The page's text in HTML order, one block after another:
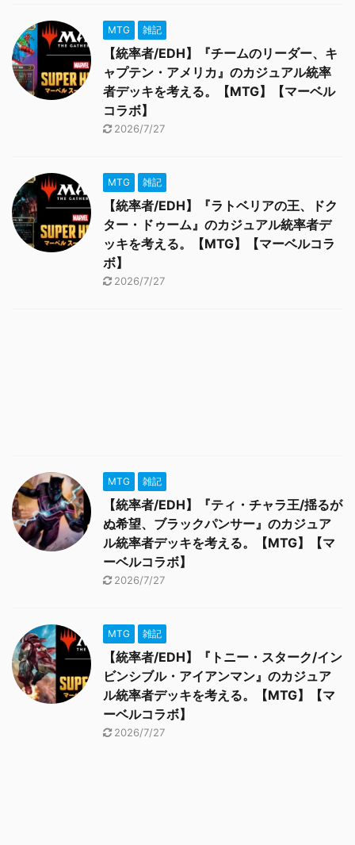
MTG 雑記
【統率者/EDH】『チームのリーダー、キ
ャプテン・アメリカ』のカジュアル統率
者デッキを考える。【MTG】【マーベル
コラボ】
2026/7/27
MTG 雑記
【統率者/EDH】『ラトベリアの王、ドク
ター・ドゥーム』のカジュアル統率者デ
ッキを考える。【MTG】【マーベルコラ
ボ】
2026/7/27
MTG 雑記
【統率者/EDH】『ティ・チャラ王/揺るが
ぬ希望、ブラックパンサー』のカジュア
ル統率者デッキを考える。【MTG】【マ
ーベルコラボ】
2026/7/27
MTG 雑記
【統率者/EDH】『トニー・スターク/イン
ビンシブル・アイアンマン』のカジュア
ル統率者デッキを考える。【MTG】【マ
ーベルコラボ】
2026/7/27